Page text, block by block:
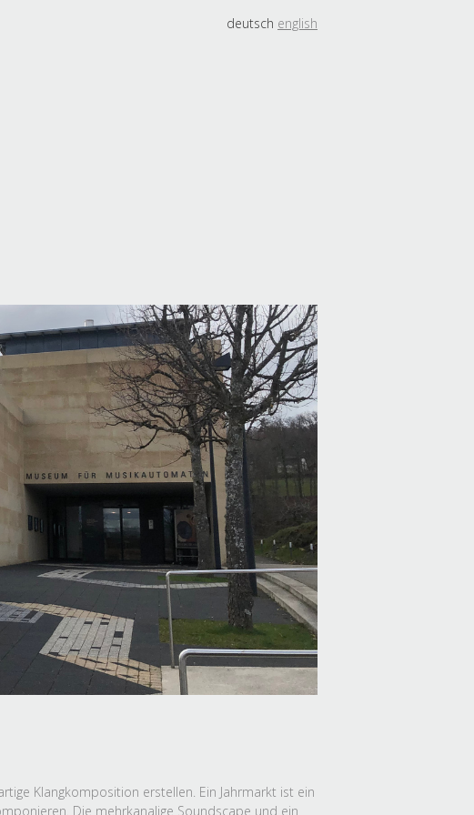
deutsch english
Klangkomposition erstellen. Ein Jahrmarkt ist ein
Die mehrkanalige Soundscape und ein